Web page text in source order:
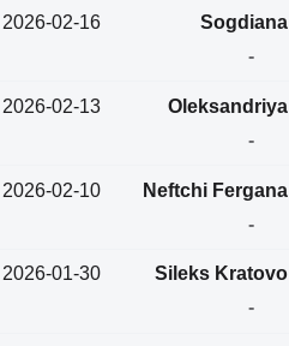
2026-02-16 Sogdiana
-
2026-02-13 Oleksandriya
-
2026-02-10 Neftchi Fergana
-
2026-01-30 Sileks Kratovo
-